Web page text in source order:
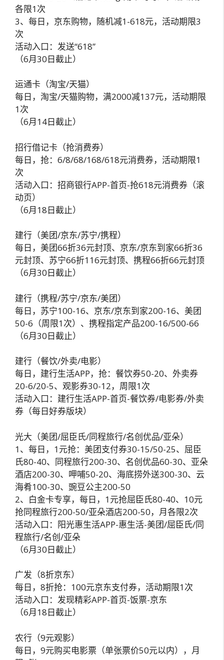
各限1次
3、每日，京东购物，随机减1-618元，活动期限3
次
活动入口：发送“618”
（6月30日截止）
运通卡（淘宝/天猫）
每日，淘宝/天猫购物，满2000减137元，活动期限
1次
（6月14日截止）
招行借记卡（抢消费券）
每日，抢：6/8/68/168/618元消费券，活动期限1
次
活动入口：招商银行APP-首页-抢618元消费券（滚
动页）
（6月18日截止）
建行（美团/京东/苏宁/携程）
每日，美团66折36元封顶、京东/京东到家66折36
元封顶、苏宁66折116元封顶、携程66折66元封顶
（6月30日截止）
建行（携程/苏宁/京东/美团）
每日，苏宁100-16、京东/京东到家200-16、美团
50-6（周限1次）、携程指定产品200-16/500-66
（6月30日截止）
建行（餐饮/外卖/电影）
每日，建行生活APP，抢：餐饮券50-20、外卖券
20-6/20-5、观影券30-12，周限1次
活动入口：建行生活APP-首页-餐饮券/电影券/外卖
券（每日好券版块）
光大（美团/屈臣氏/同程旅行/名创优品/亚朵）
1、每日，1元抢：美团支付券30-15/50-25、屈臣
氏80-40、同程旅行200-30、名创优品60-30、亚朵
酒店200-30、呷哺50-20、海底捞外送300-30、云
海肴100-30、豌豆公主200-50
2、白金卡专享，每日，1元抢屈臣氏80-40、10元
抢同程旅行200-50/亚朵酒店200-50，月各限2次
活动入口：阳光惠生活APP-惠生活-美团/屈臣氏/同
程旅行/名创/亚朵
（6月30日截止）
广发（8折京东）
每日，8折抢：100元京东支付券，活动期限1次
活动入口：发现精彩APP-首页-饭票-京东
（6月18日截止）
农行（9元观影）
每日，9元购买电影票（单张票价50元以内），月